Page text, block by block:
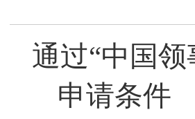
通过“中国
申请条件